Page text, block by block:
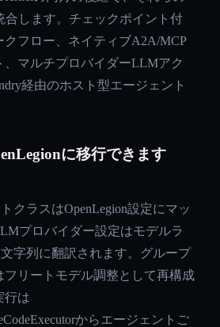
合します。チェックポイント付
クフロー、ネイティブA2A/MCP
、マルチプロバイダーLLMアク
経由のホスト型エージェント
に移行できます
クラスはOpenLegion設定にマッ
プロバイダー設定はモデルラ
字列に翻訳されます。グループ
フリートモデル調整として再構成
行は
からエージェントご